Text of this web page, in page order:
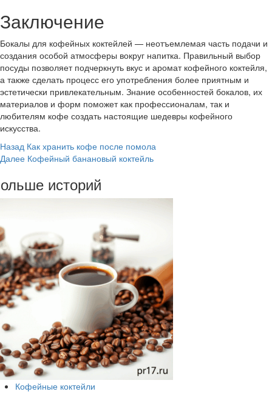
Заключение
Бокалы для кофейных коктейлей — неотъемлемая часть подачи и
создания особой атмосферы вокруг напитка. Правильный выбор
посуды позволяет подчеркнуть вкус и аромат кофейного коктейля,
а также сделать процесс его употребления более приятным и
эстетически привлекательным. Знание особенностей бокалов, их
материалов и форм поможет как профессионалам, так и
любителям кофе создать настоящие шедевры кофейного
искусства.
Post
Navigation
Назад Как хранить кофе после помола
Далее Кофейный банановый коктейль
историй
Кофейные коктейли